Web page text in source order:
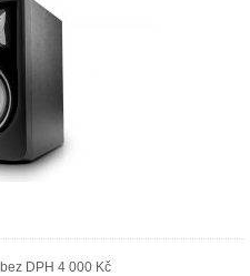
bez DPH 4 000 Kč